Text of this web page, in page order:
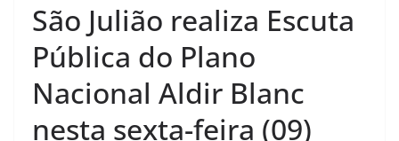
São Julião realiza Escuta
Pública do Plano
Nacional Aldir Blanc
nesta sexta-feira (09)